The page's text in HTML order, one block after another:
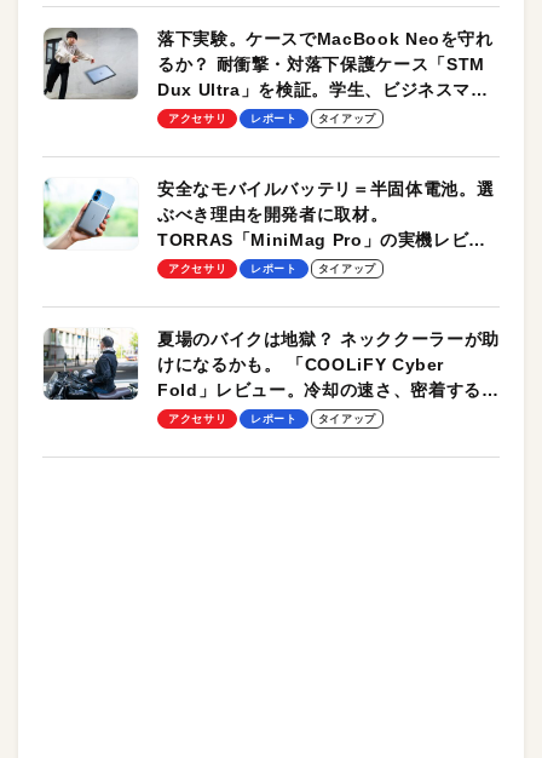
落下実験。ケースでMacBook Neoを守れ
るか？ 耐衝撃・対落下保護ケース「STM
Dux Ultra」を検証。学生、ビジネスマン
のモバイルユースに最適！
アクセサリ レポート タイアップ
安全なモバイルバッテリ＝半固体電池。選
ぶべき理由を開発者に取材。
TORRAS「MiniMag Pro」の実機レビュ
ーも
アクセサリ レポート タイアップ
夏場のバイクは地獄？ ネッククーラーが助
けになるかも。 「COOLiFY Cyber
Fold」レビュー。冷却の速さ、密着する冷
却プレート、シンプルな操作性がグッド！
アクセサリ レポート タイアップ